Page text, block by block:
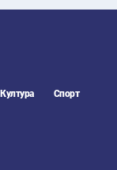
Култура
Спорт